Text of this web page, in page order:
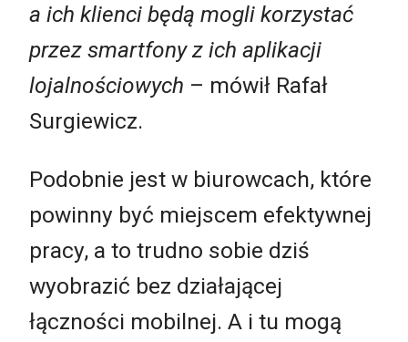
a ich klienci będą mogli korzystać
przez smartfony z ich aplikacji
lojalnościowych – mówił Rafał
Surgiewicz.
Podobnie jest w biurowcach, które
powinny być miejscem efektywnej
pracy, a to trudno sobie dziś
wyobrazić bez działającej
łączności mobilnej. A i tu mogą